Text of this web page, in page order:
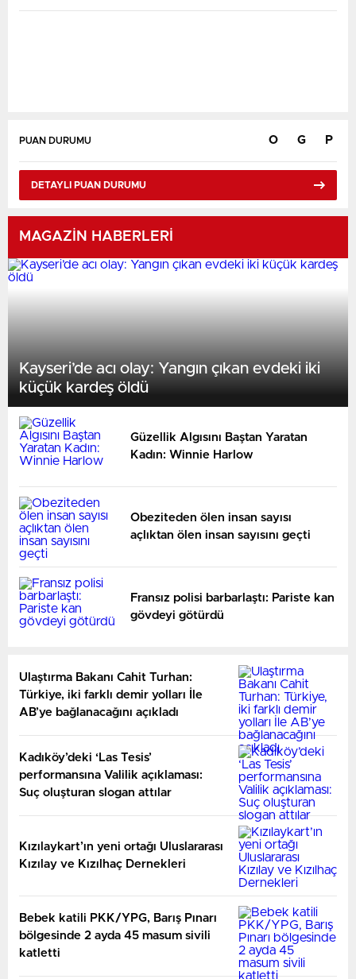
PUAN DURUMU O G P
DETAYLI PUAN DURUMU
MAGAZİN HABERLERİ
Kayseri’de acı olay: Yangın çıkan evdeki iki
küçük kardeş öldü
Güzellik Algısını Baştan Yaratan
Kadın: Winnie Harlow
Obeziteden ölen insan sayısı
açlıktan ölen insan sayısını geçti
Fransız polisi barbarlaştı: Pariste kan
gövdeyi götürdü
Ulaştırma Bakanı Cahit Turhan:
Türkiye, iki farklı demir yolları İle
AB’ye bağlanacağını açıkladı
Kadıköy’deki ‘Las Tesis’
performansına Valilik açıklaması:
Suç oluşturan slogan attılar
Kızılaykart’ın yeni ortağı Uluslararası
Kızılay ve Kızılhaç Dernekleri
Bebek katili PKK/YPG, Barış Pınarı
bölgesinde 2 ayda 45 masum sivili
katletti